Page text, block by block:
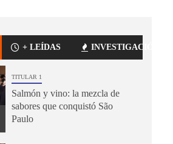
+ LEÍDAS INVESTIGACIÓN
TITULAR 1
Salmón y vino: la mezcla de
sabores que conquistó São
Paulo